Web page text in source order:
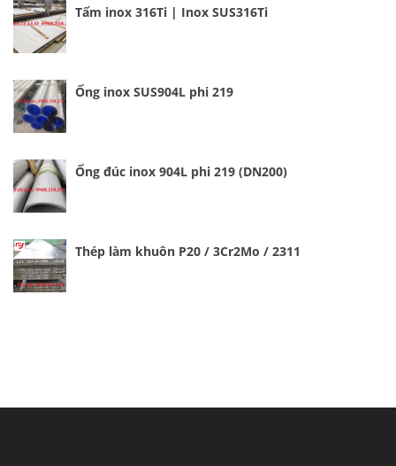
Tấm inox 316Ti | Inox SUS316Ti
Ống inox SUS904L phi 219
Ống đúc inox 904L phi 219 (DN200)
Thép làm khuôn P20 / 3Cr2Mo / 2311